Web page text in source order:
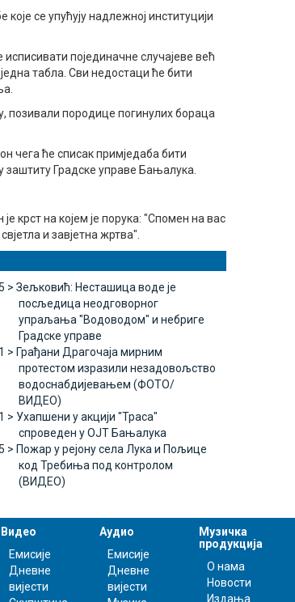
се упућују надлежној институцији
појединачне случајеве већ
табла. Сви недостаци ће бити
позивали породице погинулих бораца
чега ће списак примједаба бити
Градске управе Бањалука.
крст на којем је порука: "Спомен на вас
и завјетна жртва".
> Зељковић: Несташица воде је
посљедица неодговорног
упраљања "Водоводом" и небриге
Градске управе
> Грађани Драгочаја мирним
протестом изразили незадовољство
водоснабдијевањем (ФОТО/
ВИДЕО)
> Ухапшени у акцији "Траса"
спроведен у ОЈТ Бањалука
> Пожар у рејону села Лука и Пољице
код Требиња под контролом
(ВИДЕО)
Видео
Емисије
Дневне
вијести
Аудио
Емисије
Дневне
вијести
Музичка
продукција
О нама
Новости
Издања